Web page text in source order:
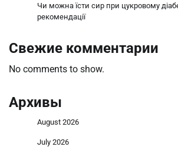
Чи можна їсти сир при цукровому
рекомендації
Свежие комментарии
No comments to show.
Архивы
August 2026
July 2026